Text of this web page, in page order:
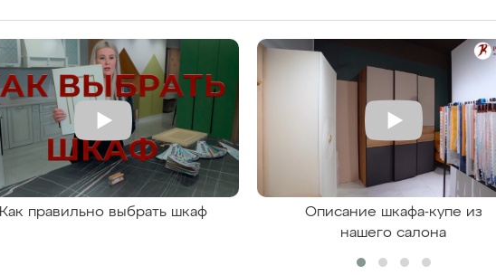
Как правильно выбрать шкаф
Описание шкафа-купе из
нашего салона